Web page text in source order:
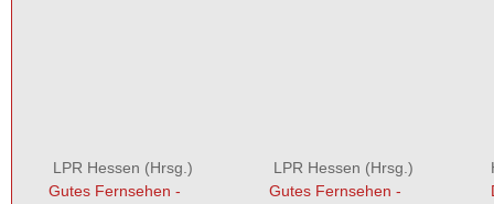
LPR Hessen (Hrsg.)
Gutes Fernsehen -
LPR Hessen (Hrsg.)
Gutes Fernsehen -